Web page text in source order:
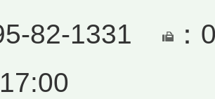
82-1331